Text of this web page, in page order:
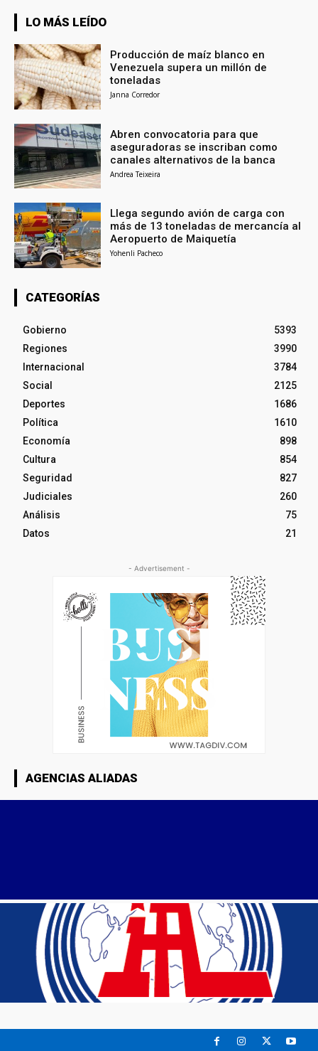
LO MÁS LEÍDO
Producción de maíz blanco en
Venezuela supera un millón de
toneladas
Janna Corredor
Abren convocatoria para que
aseguradoras se inscriban como
canales alternativos de la banca
Andrea Teixeira
Llega segundo avión de carga con
más de 13 toneladas de mercancía al
Aeropuerto de Maiquetía
Yohenli Pacheco
CATEGORÍAS
Gobierno
5393
Regiones
3990
Internacional
3784
Social
2125
Deportes
1686
Política
1610
Economía
898
Cultura
854
Seguridad
827
Judiciales
260
Análisis
75
Datos
21
- Advertisement -
AGENCIAS ALIADAS